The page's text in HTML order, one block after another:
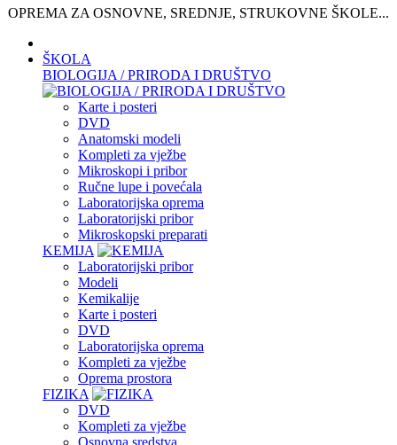
OPREMA ZA OSNOVNE, SREDNJE, STRUKOVNE ŠKOLE...
ŠKOLA
BIOLOGIJA / PRIRODA I DRUŠTVO
Karte i posteri
DVD
Anatomski modeli
Kompleti za vježbe
Mikroskopi i pribor
Ručne lupe i povećala
Laboratorijska oprema
Laboratorijski pribor
Mikroskopski preparati
KEMIJA
Laboratorijski pribor
Modeli
Kemikalije
Karte i posteri
DVD
Laboratorijska oprema
Kompleti za vježbe
Oprema prostora
FIZIKA
DVD
Kompleti za vježbe